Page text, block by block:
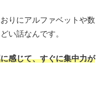
りにアルファベットや数
い話なんです。
感じて、すぐに集中力が